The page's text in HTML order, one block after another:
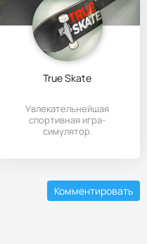
True Skate
Увлекательнейшая
спортивная игра-
симулятор.
Комментировать